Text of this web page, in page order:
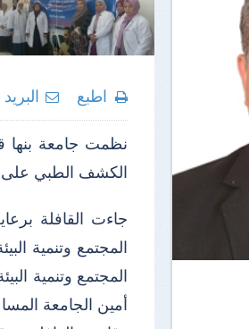
اطبع
نظمت جامعة بنها
الكشف الطبي
جاءت القافلة
المجتمع وتنمية
المجتمع وتنمية
أمين الجامعة